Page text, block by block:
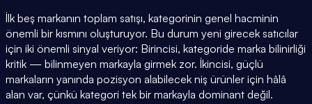
İlk beş markanın toplam satışı, kategorinin genel hacminin
önemli bir kısmını oluşturuyor. Bu durum yeni girecek satıcılar
için iki önemli sinyal veriyor: Birincisi, kategoride marka bilinirliği
kritik — bilinmeyen markayla girmek zor. İkincisi, güçlü
markaların yanında pozisyon alabilecek niş ürünler için hâlâ
alan var, çünkü kategori tek bir markayla dominant değil.